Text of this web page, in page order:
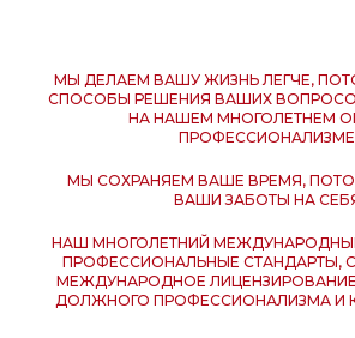
МЫ ДЕЛАЕМ ВАШУ ЖИЗНЬ ЛЕГЧЕ,
СПОСОБЫ РЕШЕНИЯ ВАШИХ
НА НАШЕМ МНОГОЛЕТНЕМ
МЫ СОХРАНЯЕМ ВАШЕ ВРЕМЯ,
ВАШИ ЗАБОТЫ НА
НАШ МНОГОЛЕТНИЙ
ПРОФЕССИОНАЛЬНЫЕ СТАНДАРТЫ,
МЕЖДУНАРОДНОЕ ЛИЦЕНЗИРОВАНИЕ
ДОЛЖНОГО ПРОФЕССИОНАЛИЗМА И